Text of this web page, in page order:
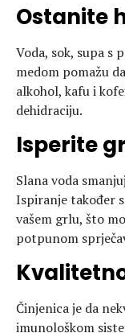
Ostanite
Voda, sok, supa s
medom pomažu
alkohol, kafu i
dehidraciju.
Isperite
Slana voda
Ispiranje također
vašem grlu, što
potpunom
Činjenica je da
imunološkom